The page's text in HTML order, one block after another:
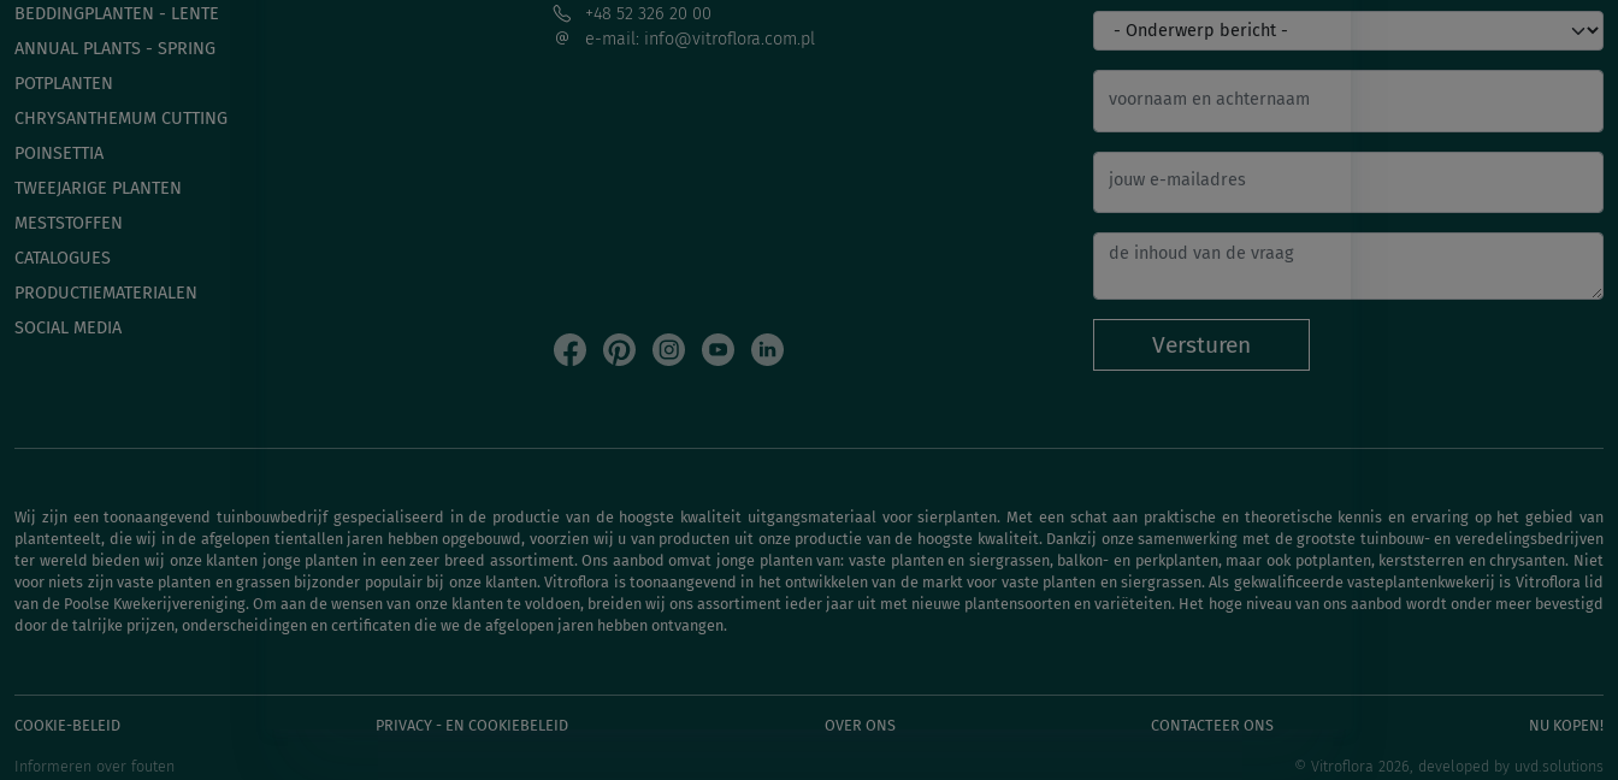
BEDDINGPLANTEN - LENTE
ANNUAL PLANTS - SPRING
POTPLANTEN
СHRYSANTHEMUM CUTTING
POINSETTIA
TWEEJARIGE PLANTEN
MESTSTOFFEN
CATALOGUES
PRODUCTIEMATERIALEN
SOCIAL MEDIA
+48 52 326 20 00
e-mail: info@vitroflora.com.pl
voornaam en achternaam
jouw e-mailadres
Versturen
Wij zijn een toonaangevend tuinbouwbedrijf gespecialiseerd in de productie van de hoogste kwaliteit uitgangsmateriaal voor sierplanten. Met een schat aan praktische en theoretische kennis en ervaring op het gebied van
plantenteelt, die wij in de afgelopen tientallen jaren hebben opgebouwd, voorzien wij u van producten uit onze productie van de hoogste kwaliteit. Dankzij onze samenwerking met de grootste tuinbouw- en veredelingsbedrijven
ter wereld bieden wij onze klanten jonge planten in een zeer breed assortiment. Ons aanbod omvat jonge planten van: vaste planten en siergrassen, balkon- en perkplanten, maar ook potplanten, kerststerren en chrysanten. Niet
voor niets zijn vaste planten en grassen bijzonder populair bij onze klanten. Vitroflora is toonaangevend in het ontwikkelen van de markt voor vaste planten en siergrassen. Als gekwalificeerde vasteplantenkwekerij is Vitroflora lid
van de Poolse Kwekerijvereniging. Om aan de wensen van onze klanten te voldoen, breiden wij ons assortiment ieder jaar uit met nieuwe plantensoorten en variëteiten. Het hoge niveau van ons aanbod wordt onder meer bevestigd
door de talrijke prijzen, onderscheidingen en certificaten die we de afgelopen jaren hebben ontvangen.
COOKIE-BELEID PRIVACY - EN COOKIEBELEID OVER ONS CONTACTEER ONS NU KOPEN!
Informeren over fouten © Vitroflora 2026, developed by uvd.solutions